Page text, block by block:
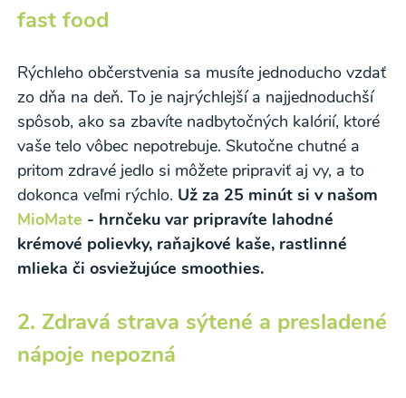
fast food
Rýchleho občerstvenia sa musíte jednoducho vzdať
zo dňa na deň. To je najrýchlejší a najjednoduchší
spôsob, ako sa zbavíte nadbytočných kalórií, ktoré
vaše telo vôbec nepotrebuje. Skutočne chutné a
pritom zdravé jedlo si môžete pripraviť aj vy, a to
dokonca veľmi rýchlo. Už za 25 minút si v našom
MioMate - hrnčeku var pripravíte lahodné
krémové polievky, raňajkové kaše, rastlinné
mlieka či osviežujúce smoothies.
2. Zdravá strava sýtené a presladené
nápoje nepozná